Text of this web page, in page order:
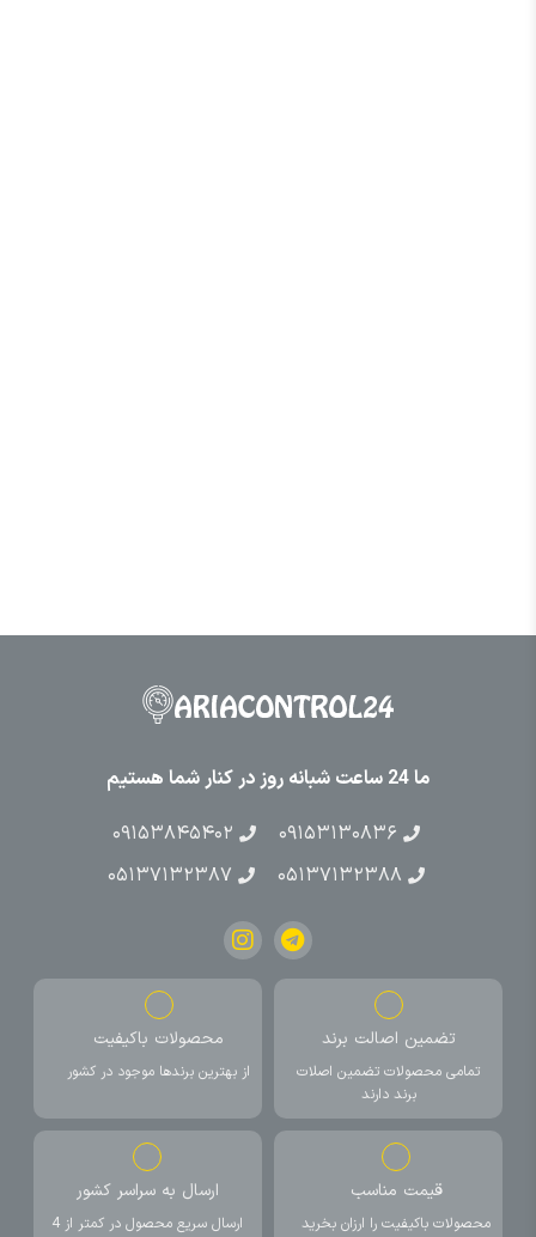
ما 24 ساعت شبانه روز در کنار شما هستیم
۰۹۱۵۳۱۳۰۸۳۶
۰۹۱۵۳۸۴۵۴۰۲
۰۵۱۳۷۱۳۲۳۸۸
۰۵۱۳۷۱۳۲۳۸۷
تضمین اصالت برند
تمامی محصولات تضمین اصلات
برند دارند
محصولات باکیفیت
از بهترین برندها موجود در کشور
قیمت مناسب
محصولات باکیفیت را ارزان بخرید
ارسال به سراسر کشور
ارسال سریع محصول در کمتر از 4